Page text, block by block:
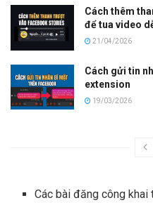
Cách thêm
để tua video
21/04/2026
Cách gửi tin
extension
19/03/2026
Các bài đăng công khai